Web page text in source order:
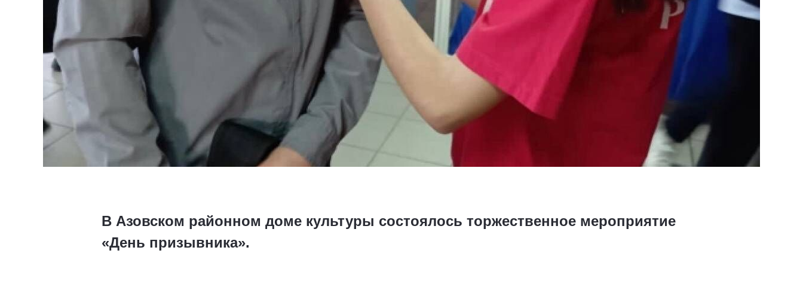
В Азовском районном доме культуры состоялось торжественное мероприятие
«День призывника».